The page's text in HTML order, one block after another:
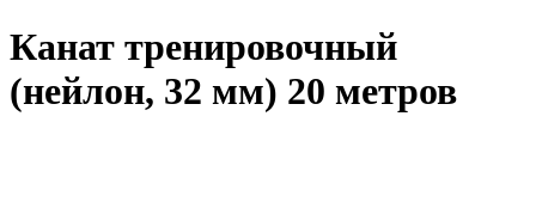
Канат тренировочный
(нейлон, 32 мм) 20 метров